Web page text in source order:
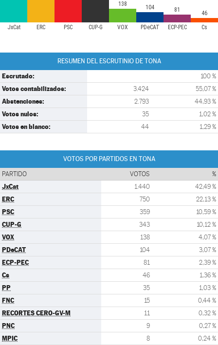
JxCat ERC PSC CUP-G VOX PDeCAT ECP-PEC Cs
138 104 81 46
RESUMEN DEL ESCRUTINIO DE TONA
Escrutado: 100 %
Votos contabilizados: 3.424 55,07 %
Abstenciones: 2.793 44,93 %
Votos nulos: 35 1,02 %
Votos en blanco: 44 1,29 %
VOTOS POR PARTIDOS EN TONA
PARTIDO VOTOS %
JxCat 1.440 42,49 %
ERC 750 22,13 %
PSC 359 10,59 %
CUP-G 343 10,12 %
VOX 138 4,07 %
PDeCAT 104 3,07 %
ECP-PEC 81 2,39 %
Cs 46 1,36 %
PP 35 1,03 %
FNC 15 0,44 %
RECORTES CERO-GV-M 11 0,32 %
PNC 9 0,27 %
MPIC 8 0,24 %